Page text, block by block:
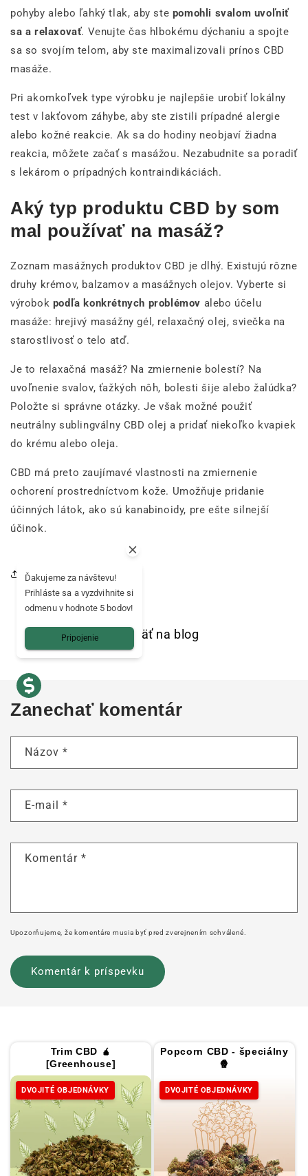
pohyby alebo ľahký tlak, aby ste pomohli svalom uvoľniť
sa a relaxovať. Venujte čas hlbokému dýchaniu a spojte
sa so svojím telom, aby ste maximalizovali prínos CBD
masáže.
Pri akomkoľvek type výrobku je najlepšie urobiť lokálny
test v lakťovom záhybe, aby ste zistili prípadné alergie
alebo kožné reakcie. Ak sa do hodiny neobjaví žiadna
reakcia, môžete začať s masážou. Nezabudnite sa poradiť
s lekárom o prípadných kontraindikáciách.
Aký typ produktu CBD by som
mal používať na masáž?
Zoznam masážnych produktov CBD je dlhý. Existujú rôzne
druhy krémov, balzamov a masážnych olejov. Vyberte si
výrobok podľa konkrétnych problémov alebo účelu
masáže: hrejivý masážny gél, relaxačný olej, sviečka na
starostlivosť o telo atď.
Je to relaxačná masáž? Na zmiernenie bolestí? Na
uvoľnenie svalov, ťažkých nôh, bolesti šije alebo žalúdka?
Položte si správne otázky. Je však možné použiť
neutrálny sublingválny CBD olej a pridať niekoľko kvapiek
do krému alebo oleja.
CBD má preto zaujímavé vlastnosti na zmiernenie
ochorení prostredníctvom kože. Umožňuje pridanie
účinných látok, ako sú kanabinoidy, pre ešte silnejší
účinok.
Zdieľať tento článok
Späť na blog
Zanechať komentár
Názov *
E-mail *
Komentár *
Upozorňujeme, že komentáre musia byť pred zverejnením schválené.
Trim CBD 🧉
[Greenhouse]
DVOJITÉ OBJEDNÁVKY
Popcorn CBD - špeciálny
🍿
DVOJITÉ OBJEDNÁVKY
Ďakujeme za návštevu!
Prihláste sa a vyzdvihnite si
odmenu v hodnote 5 bodov!
Pripojenie